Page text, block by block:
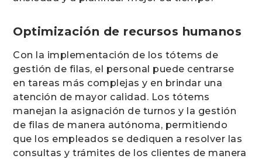
Optimización de recursos humanos
Con la implementación de los tótems de
gestión de filas, el personal puede centrarse
en tareas más complejas y en brindar una
atención de mayor calidad. Los tótems
manejan la asignación de turnos y la gestión
de filas de manera autónoma, permitiendo
que los empleados se dediquen a resolver las
consultas y trámites de los clientes de manera